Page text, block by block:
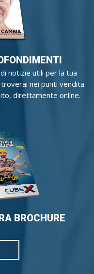
notizie utili per la tua
nei punti vendita.
direttamente online.
BROCHURE